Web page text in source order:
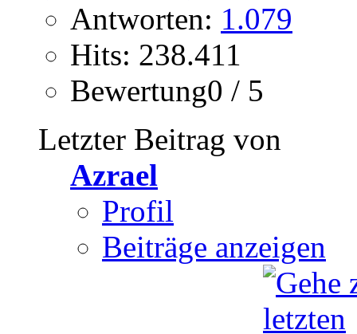
Antworten: 1.079
Hits: 238.411
Bewertung0 / 5
Letzter Beitrag von
Azrael
Profil
Beiträge anzeigen